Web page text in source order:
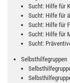
Sucht: Hilfe für
Sucht: Hilfe für
Sucht: Hilfe für
Sucht: Hilfe für
Sucht:
Selbsthilfegruppen